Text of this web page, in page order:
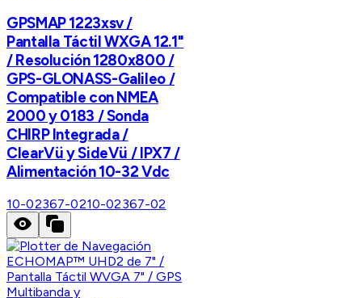
GPSMAP 1223xsv /
Pantalla Táctil WXGA 12.1"
/ Resolución 1280x800 /
GPS-GLONASS-Galileo /
Compatible con NMEA
2000 y 0183 / Sonda
CHIRP Integrada /
ClearVü y SideVü / IPX7 /
Alimentación 10-32 Vdc
10-02367-0210-02367-02